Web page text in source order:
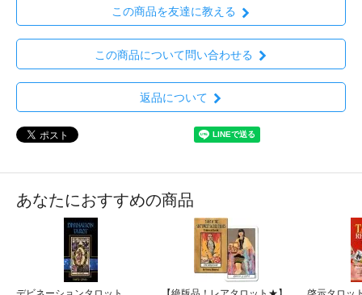
この商品を友達に教える
この商品について問い合わせる
返品について
あなたにおすすめの商品